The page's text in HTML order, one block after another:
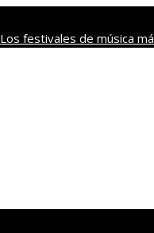
Los festivales de música